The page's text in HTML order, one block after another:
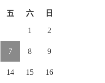
五 六 日
1 2
7 8 9
14 15 16